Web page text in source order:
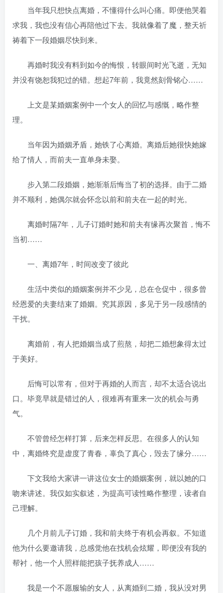
当年我只想快点离婚，不懂得什么叫心痛。即便他哭着
求我，我也没有信心再陪他过下去。我就像着了魔，整天祈
祷着下一段婚姻尽快到来。
再婚时我没有料到如今的悔恨，转眼间时光飞逝，无知
并没有饶恕我犯过的错。想起7年前，我竟然刻骨铭心……
上文是某婚姻案例中一个女人的回忆与感慨，略作整
理。
当年因为婚姻矛盾，她铁了心离婚。离婚后她很快她嫁
给了情人，而前夫一直单身未娶。
步入第二段婚姻，她渐渐后悔当了初的选择。由于二婚
并不顺利，她偶尔就会怀念以前和前夫在一起的时光。
离婚时隔7年，儿子订婚时她和前夫有缘再次聚首，悔不
当初……
一、离婚7年，时间改变了彼此
生活中类似的婚姻案例并不少见，总在仓促中，很多曾
经恩爱的夫妻结束了婚姻。究其原因，多见于另一段感情的
干扰。
离婚前，有人把婚姻当成了煎熬，却把二婚想象得太过
于美好。
后悔可以常有，但对于再婚的人而言，却不太适合说出
口。毕竟早就是错过的人，很难再有重来一次的机会与勇
气。
不管曾经怎样打算，后来怎样反思。在很多人的认知
中，离婚终究是虚度了青春，辜负了真心，毁去了缘分……
下文我给大家讲一讲这位女士的婚姻案例，就以她的口
吻来讲述。我仅如实叙述，为提高可读性略作整理，读者自
己理解。
几个月前儿子订婚，我和前夫终于有机会再叙。不知道
他为什么要邀请我，总感觉他在找机会炫耀，即便没有我的
帮衬，他一个人照样能把孩子抚养成人……
我是一个不愿服输的女人，从离婚到二婚，我从没对男